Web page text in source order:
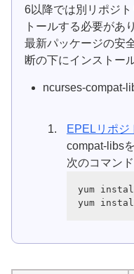
6以降では別リポジ
トールする必要があ
最新パッケージの安
断の下にインストー
ncurses-compat-
EPELリポジ
compat-libs
次のコマン
yum
yum